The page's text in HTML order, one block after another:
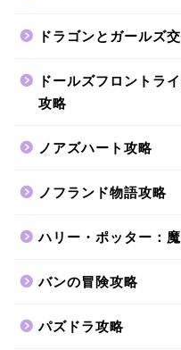
ドラゴンとガールズ
ドールズフロントラ
攻略
ノアズハート攻略
ノフランド物語攻略
ハリー・ポッター：
バンの冒険攻略
パズドラ攻略